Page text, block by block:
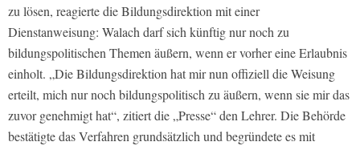
zu lösen, reagierte die Bildungsdirektion mit einer
Dienstanweisung: Walach darf sich künftig nur noch zu
bildungspolitischen Themen äußern, wenn er vorher eine Erlaubnis
einholt. „Die Bildungsdirektion hat mir nun offiziell die Weisung
erteilt, mich nur noch bildungspolitisch zu äußern, wenn sie mir das
zuvor genehmigt hat“, zitiert die „Presse“ den Lehrer. Die Behörde
bestätigte das Verfahren grundsätzlich und begründete es mit